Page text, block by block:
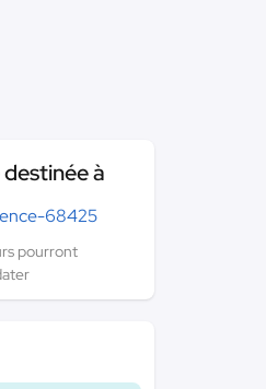
à
68425
pourront